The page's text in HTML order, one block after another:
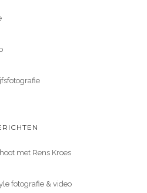
met Rens Kroes
fotografie & video